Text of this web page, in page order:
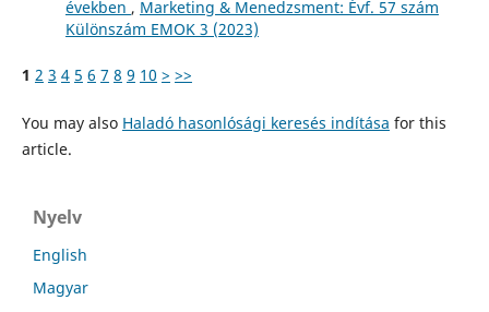
években , Marketing & Menedzsment: Évf. 57 szám
Különszám EMOK 3 (2023)
1 2 3 4 5 6 7 8 9 10 > >>
You may also Haladó hasonlósági keresés indítása for this
article.
Nyelv
English
Magyar